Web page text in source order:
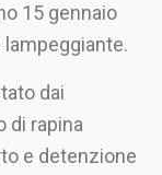
15 gennaio
dai
di rapina
e detenzione